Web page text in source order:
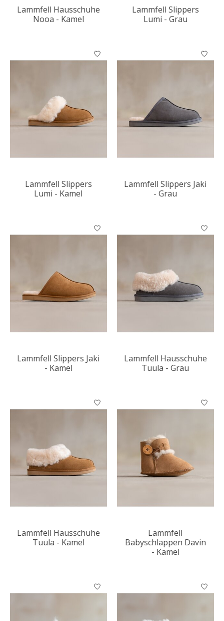
Lammfell Hausschuhe
Nooa - Kamel
Lammfell Slippers
Lumi - Grau
Lammfell Slippers
Lumi - Kamel
Lammfell Slippers Jaki
- Grau
Lammfell Slippers Jaki
- Kamel
Lammfell Hausschuhe
Tuula - Grau
Lammfell Hausschuhe
Tuula - Kamel
Lammfell
Babyschlappen Davin
- Kamel